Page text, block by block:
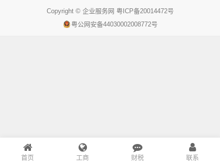
Copyright © 企业服务网 粤ICP备20014472号
粤公网安备44030002008772号
首页 工商 财税 联系